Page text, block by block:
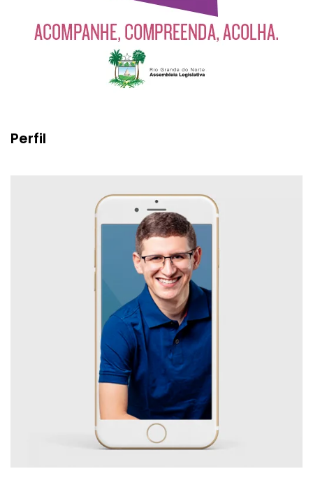
Perfil